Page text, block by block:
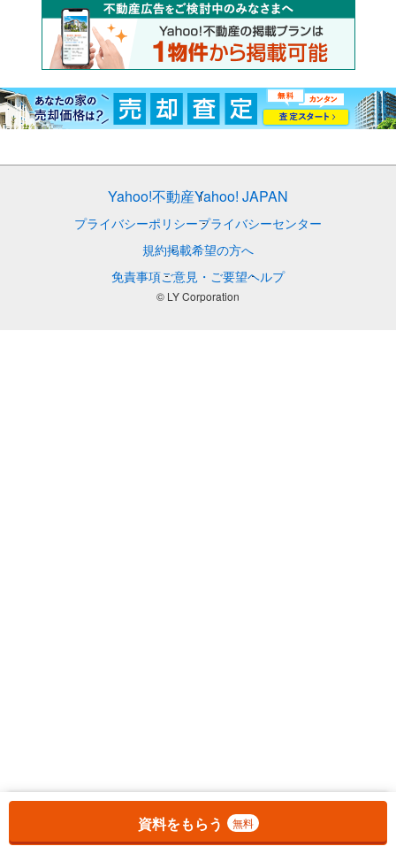
お気に入りに追加しました。
資料をもらう 無料
Yahoo!不動産Yahoo! JAPAN
プライバシーポリシープライバシーセンター
規約掲載希望の方へ
免責事項ご意見・ご要望ヘルプ
© LY Corporation